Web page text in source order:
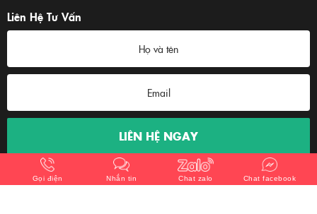
Liên Hệ Tư Vấn
Gọi điện Nhắn tin Chat zalo Chat facebook